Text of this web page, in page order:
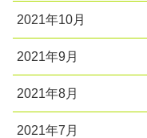
2021年10月
2021年9月
2021年8月
2021年7月